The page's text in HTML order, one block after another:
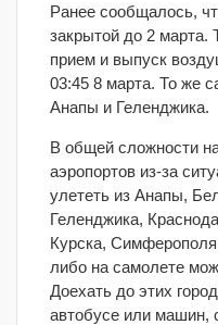
Ранее сообщалось,
закрытой до 2 марта.
прием и выпуск
03:45 8 марта. То же
Анапы и Геленджика.
В общей сложности
аэропортов из-за
улететь из Анапы,
Геленджика,
Курска,
либо на самолете
Доехать до этих
автобусе или машин,